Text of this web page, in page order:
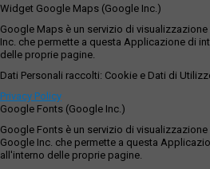
Widget Google Maps (Google Inc.)
Google Maps è un servizio di
Inc. che permette a questa Applicazione di
delle proprie pagine.
Dati Personali raccolti: Cookie e Dati di
Privacy Policy
Google Fonts (Google Inc.)
Google Fonts è un servizio di
Google Inc. che permette a questa
all'interno delle proprie pagine.